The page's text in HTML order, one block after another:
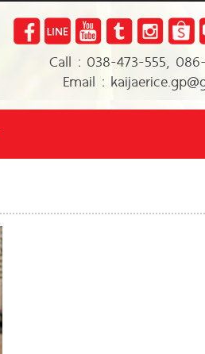
Call : 038-473-555,
Email :